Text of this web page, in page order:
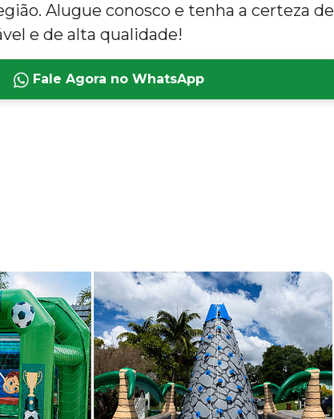
Alugue conosco e tenha a certeza de
e de alta qualidade!
Fale Agora no WhatsApp